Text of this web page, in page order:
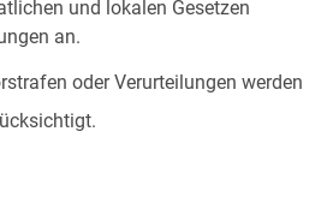
und lokalen Gesetzen
an.
oder Verurteilungen werden